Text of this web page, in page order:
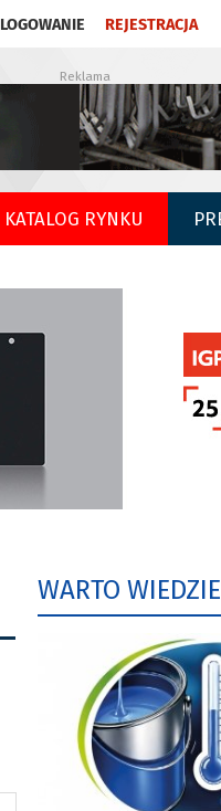
LOGOWANIE REJESTRACJA
Reklama
KATALOG RYNKU
WARTO